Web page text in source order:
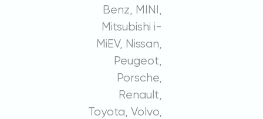
Benz, MINI,
Mitsubishi i-
MiEV, Nissan,
Peugeot,
Porsche,
Renault,
Toyota, Volvo,